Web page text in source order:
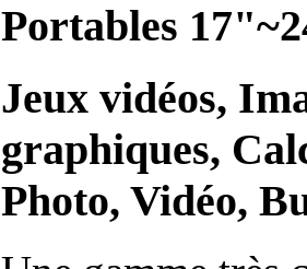
Portables
Jeux vidéos,
graphiques,
Photo, Vidéo,